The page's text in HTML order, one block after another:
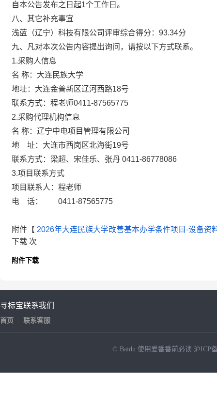
自本公告发布之日起1个工作日。
八、其它补充事宜
浅蓝（辽宁）科技有限公司评审综合得分：93.34分
九、凡对本次公告内容提出询问，请按以下方式联系。
1.采购人信息
名 称：大连民族大学
地址：大连金普新区辽河西路18号
联系方式：程老师0411-87565775
2.采购代理机构信息
名 称：辽宁中电项目管理有限公司
地 址：大连市西岗区北海街19号
联系方式：梁超、宋佳乐、张丹 0411-86778086
3.项目联系方式
项目联系人：程老师
电 话： 0411-87565775
附件【 2026年大连民族大学改善基本办学条件项目-设备
下载 次
附件下载
寻标宝
首页
联系我们
联系客服
© Baidu 使用爱番番前必读 沪ICP